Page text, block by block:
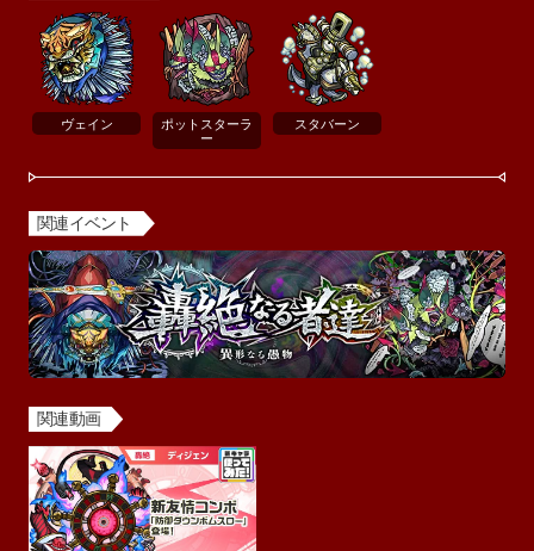
ヴェイン
ポットスターラ
ー
スタバーン
関連イベント
関連動画